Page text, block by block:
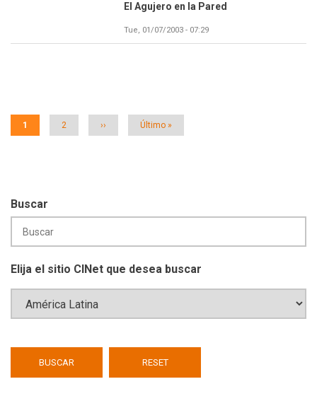
El Agujero en la Pared
Tue, 01/07/2003 - 07:29
Página
actual
1 Página
2
Siguiente
página
››
Última
página
Último »
Buscar
Elija el sitio CINet que desea buscar